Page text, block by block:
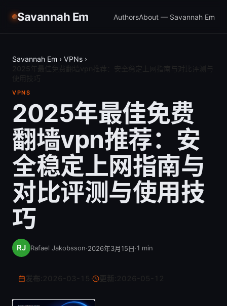
Savannah Em AuthorsAbout — Savannah Em
Savannah Em › VPNs ›
VPNS
2025年最佳免费
翻墙vpn推荐：安
全稳定上网指南与
对比评测与使用技
巧
Rafael Jakobsson·2026年3月15日·1 min
更新: